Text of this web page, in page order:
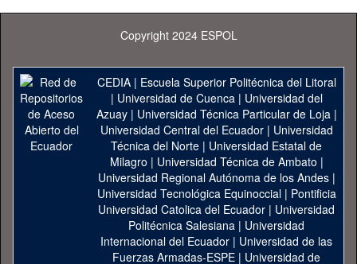
Copyright 2024 ESPOL
CEDIA| Escuela Superior Politécnica del Litoral
| Universidad de Cuenca| Universidad del
Azuay| Universidad Técnica Particular de Loja|
Universidad Central del Ecuador| Universidad
Técnica del Norte | Universidad Estatal de
Milagro | Universidad Técnica de Ambato |
Universidad Regional Autónoma de los Andes|
Universidad Tecnológica Equinoccial| Pontificia
Universidad Catolica del Ecuador | Universidad
Politécnica Salesiana | Universidad
Internacional del Ecuador | Universidad de las
Fuerzas Armadas-ESPE | Universidad de